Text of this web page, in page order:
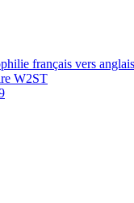
français vers anglais
W2ST